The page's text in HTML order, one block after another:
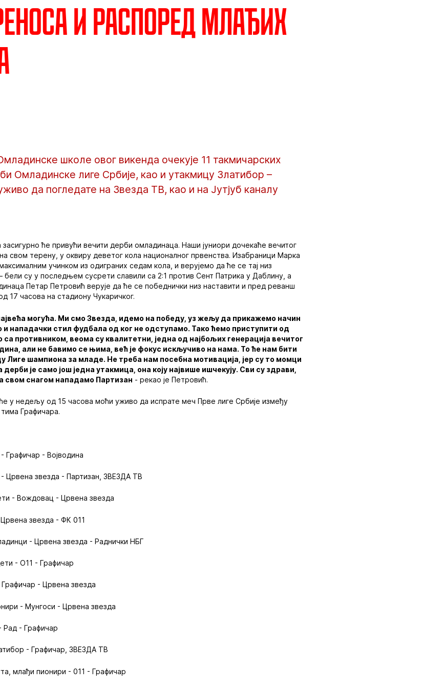
и распоред млађих
школе овог викенда очекује 11 такмичарских
Омладинске лиге Србије, као и утакмицу Златибор –
да погледате на Звезда ТВ, као и на Јутјуб каналу
ће привући вечити дерби омладинаца. Наши јуниори дочекаће вечитог
свом терену, у оквиру деветог кола националног првенства. Изабраници Марка
учинком из одиграних седам кола, и верујемо да ће се тај низ
бели су у последњем сусрети славили са 2:1 против Сент Патрика у Даблину, а
Петар Петровић верује да ће се победнички низ наставити и пред реванш
17 часова на стадиону Чукаричког.
могућа. Ми смо Звезда, идемо на победу, уз жељу да прикажемо начин
и нападачки стил фудбала од ког не одступамо. Тако ћемо приступити од
са противником, веома су квалитетни, једна од најбољих генерација вечитог
али не бавимо се њима, већ је фокус искључиво на нама. То ће нам бити
Лиге шампиона за младе. Не треба нам посебна мотивација, јер су то момци
је само још једна утакмица, она коју највише ишчекују. Сви су здрави,
свом снагом нападамо Партизан - рекао је Петровић.
у недељу од 15 часова моћи уживо да испрате меч Прве лиге Србије између
Графичара.
Графичар - Војводина
Црвена звезда - Партизан, ЗВЕЗДА ТВ
- Вождовац - Црвена звезда
звезда - ФК 011
- Црвена звезда - Раднички НБГ
- О11 - Графичар
- Црвена звезда
- Мунгоси - Црвена звезда
Рад - Графичар
- Графичар, ЗВЕЗДА ТВ
млађи пионири - 011 - Графичар